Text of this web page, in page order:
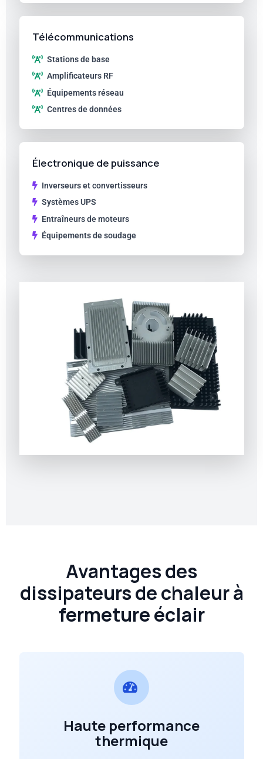
Télécommunications
Stations de base
Amplificateurs RF
Équipements réseau
Centres de données
Électronique de puissance
Inverseurs et convertisseurs
Systèmes UPS
Entraîneurs de moteurs
Équipements de soudage
Avantages des
dissipateurs de chaleur à
fermeture éclair
Haute performance
thermique